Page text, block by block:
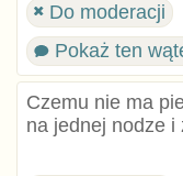
Do moderacji
Pokaż ten
Czemu nie ma
na jednej nodze i